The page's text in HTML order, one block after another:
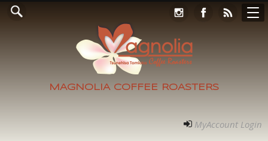
MAGNOLIA COFFEE ROASTERS
ホーム
ご案内
Online Store
フォト
アクセス
コンタクト
RECRUIT
MyAccount Login
MyAccount Login